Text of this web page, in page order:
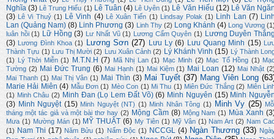
Nghĩa (3) Lê Trung Hiếu (1) Lê Tuân (4) Lê Uyên (1) Lê Văn Hiếu (12) Lê Văn
(3) Lê Vi Thuỷ (1) Lê Vinh (4) Lê Xuân Tiến (1) Lindsay Polak (1) Linh Lan (7)
Lan (Quảng Nam) (8) Linh Phương (3) Linh Thy (2) Long Khánh (4) Long Vương
luân hồi (1) Lữ Hồng (3) Lư Nhất Vũ (1) Lương Cẩm Quyên (1) Lương Duyên
(3) Lương Đình Khoa (1) Lương Sơn (27) Lưu Ly (6) Lưu Quang Minh (15)
Thành Tựu (1) Lưu Thị Mười (2) Lưu Xuân Cảnh (2) Lý Khánh Vinh (15) Lý Thành
(1) Lý Thời Miễn (1) M.T.N.H (7) Mã Nhị Lan (1) Mạc Minh (2) Mạc Tố Hồng (1)
Tường (2) Mai Đức Trung (6) Mai Hạnh (1) Mai Kiệm (1) Mai Loan (12) Mai Nhật
Mai Thanh (1) Mai Thị Vân (1) Mai Thìn (3) Mai Tuyết (37) Mang Viên Long
Marie Hải Miên (4) Mẫu Đơn (1) Mèo Con (1) Mi Thu (1) Miên Đức Thắng (2) Miên
(1) Minh Châu (2) Minh Đan (Lọ Lem Đất Võ) (6) Minh Nguyên (15) Minh
(3) Minh Nguyệt (15) Minh Nguyệt (NT) (1) Minh Nhân Tông (1) Minh Vy (25)
tháng một tác giả và một bài thơ hay (2) Mộng Cầm (8) Mộng Nam (1) Mùa Xanh
Mưa (1) Mường Mán (1) MỸ THUẬT (6) My Tiên (1) Mỹ Vân (1) Nam Art (2) Nam
(1) Nam Thi (17) Năm Bửu (1) Nấm Độc (1) NCCGL (4) Ngàn Thương (33)